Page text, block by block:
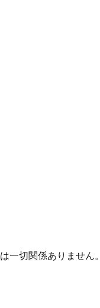
一切関係ありません。